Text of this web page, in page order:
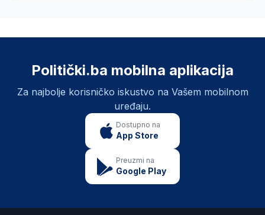
Politički.ba mobilna aplikacija
Za najbolje korisničko iskustvo na Vašem mobilnom
uređaju.
Dostupno na
App Store
Preuzmi na
Google Play